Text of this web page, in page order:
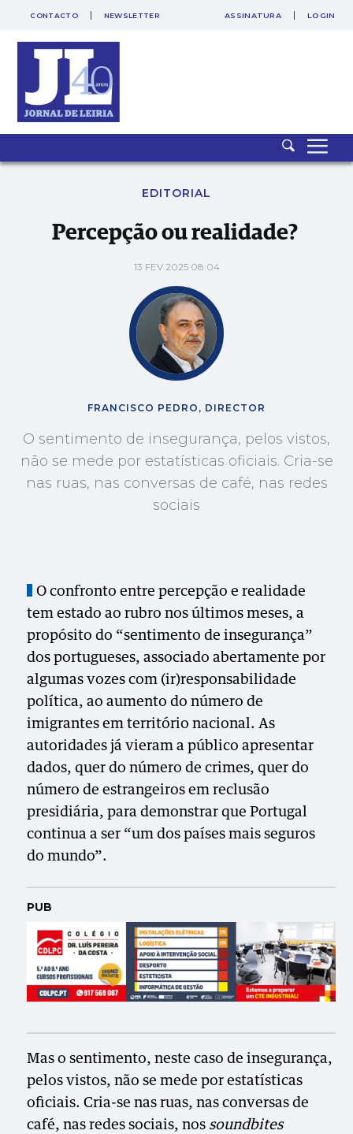
SAIR
CONTACTO NEWSLETTER ASSINATURA LOGIN
Percepção ou realidade?
EDITORIAL
Percepção ou realidade?
13 FEV 2025 08:04
FRANCISCO PEDRO, DIRECTOR
O sentimento de insegurança, pelos vistos,
não se mede por estatísticas oficiais. Cria-se
nas ruas, nas conversas de café, nas redes
sociais
O confronto entre percepção e realidade
tem estado ao rubro nos últimos meses, a
propósito do “sentimento de insegurança”
dos portugueses, associado abertamente por
algumas vozes com (ir)responsabilidade
política, ao aumento do número de
imigrantes em território nacional. As
autoridades já vieram a público apresentar
dados, quer do número de crimes, quer do
número de estrangeiros em reclusão
presidiária, para demonstrar que Portugal
continua a ser “um dos países mais seguros
do mundo”.
PUB
Mas o sentimento, neste caso de insegurança,
pelos vistos, não se mede por estatísticas
oficiais. Cria-se nas ruas, nas conversas de
café, nas redes sociais, nos soundbites